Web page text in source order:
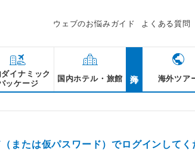
ウェブのお悩みガイド よくある質問
ダイナミック
ッケージ
国内ホテル・旅館 海外ツア
または仮パスワード）でログインしてく